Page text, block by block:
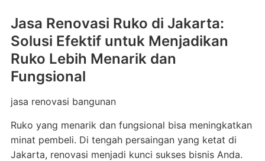
Jasa Renovasi Ruko di Jakarta:
Solusi Efektif untuk Menjadikan
Ruko Lebih Menarik dan
Fungsional
jasa renovasi bangunan
Ruko yang menarik dan fungsional bisa meningkatkan
minat pembeli. Di tengah persaingan yang ketat di
Jakarta, renovasi menjadi kunci sukses bisnis Anda.